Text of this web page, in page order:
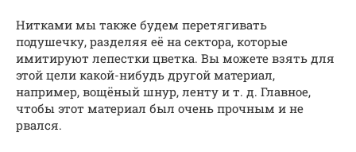
Нитками мы также будем перетягивать
подушечку, разделяя её на сектора, которые
имитируют лепестки цветка. Вы можете взять для
этой цели какой-нибудь другой материал,
например, вощёный шнур, ленту и т. д. Главное,
чтобы этот материал был очень прочным и не
рвался.